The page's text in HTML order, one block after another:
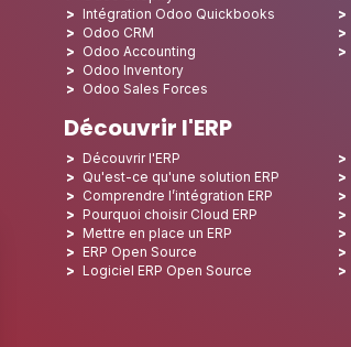
Intégration Odoo Quickbooks
Odoo CRM
Odoo Accounting
Odoo Inventory
Odoo Sales Forces
Découvrir l'ERP
Découvrir l'ERP
Qu'est-ce qu'une solution ERP
Comprendre l’intégration ERP
Pourquoi choisir Cloud ERP
Mettre en place un ERP
ERP Open Source
Logiciel ERP Open Source